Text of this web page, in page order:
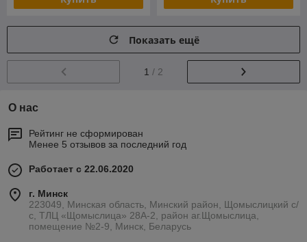
Показать ещё
1 / 2
О нас
Рейтинг не сформирован
Менее 5 отзывов за последний год
Работает с 22.06.2020
г. Минск
223049, Минская область, Минский район, Щомыслицкий с/
с, ТЛЦ «Щомыслица» 28А-2, район аг.Щомыслица,
помещение №2-9, Минск, Беларусь